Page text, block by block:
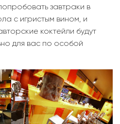
завтраки в
с игристым вином, и
коктейли будут
для вас по особой